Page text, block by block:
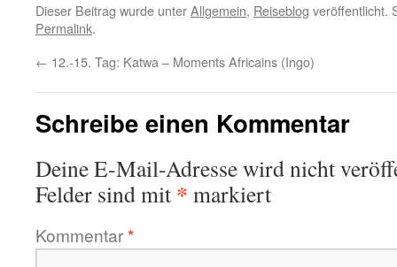
Dieser Beitrag wurde unterAllgemein, Reiseblog veröffentlicht.
Permalink.
← 12.-15. Tag: Katwa – Moments Africains (Ingo)
Schreibe einen Kommentar
Deine E-Mail-Adresse wird nicht
Felder sind mit * markiert
Kommentar*